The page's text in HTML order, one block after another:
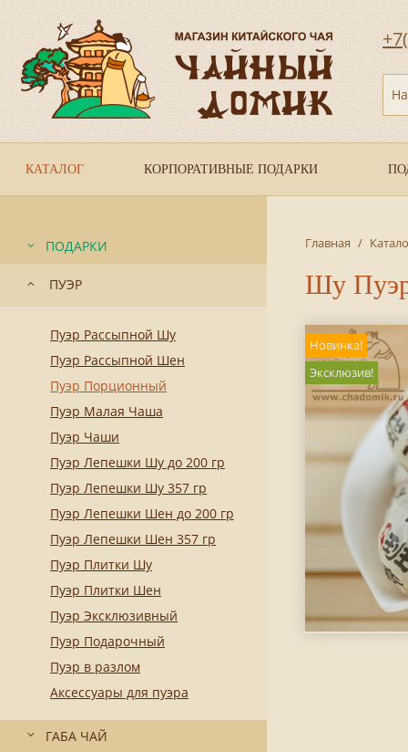
КАТАЛОГ КОРПОРАТИВНЫЕ ПОДАРКИ
ПОДАРКИ
ПУЭР
Пуэр Рассыпной Шу
Пуэр Рассыпной Шен
Пуэр Порционный
Пуэр Малая Чаша
Пуэр Чаши
Пуэр Лепешки Шу до 200 гр
Пуэр Лепешки Шу 357 гр
Пуэр Лепешки Шен до 200 гр
Пуэр Лепешки Шен 357 гр
Пуэр Плитки Шу
Пуэр Плитки Шен
Пуэр Эксклюзивный
Пуэр Подарочный
Пуэр в разлом
Аксессуары для пуэра
ГАБА ЧАЙ
Главная /
Шу
Новинка!
Эксклюзив!